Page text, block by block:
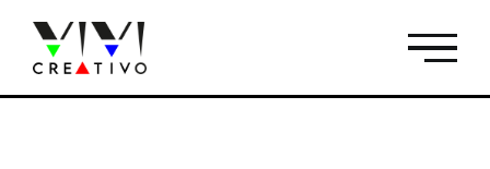
contenuto